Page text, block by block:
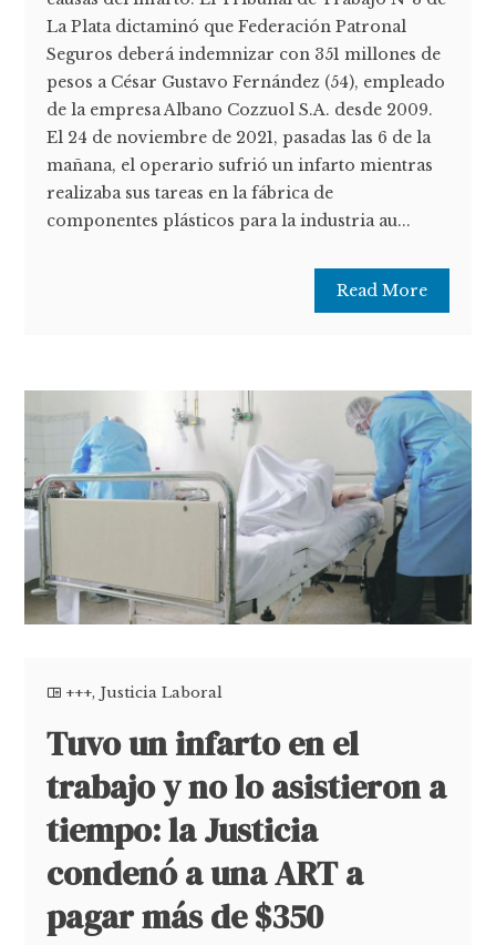
La Plata dictaminó que Federación Patronal
Seguros deberá indemnizar con 351 millones de
pesos a César Gustavo Fernández (54), empleado
de la empresa Albano Cozzuol S.A. desde 2009.
El 24 de noviembre de 2021, pasadas las 6 de la
mañana, el operario sufrió un infarto mientras
realizaba sus tareas en la fábrica de
componentes plásticos para la industria au...
Read More
+++, Justicia Laboral
Tuvo un infarto en el
trabajo y no lo asistieron a
tiempo: la Justicia
condenó a una ART a
pagar más de $350